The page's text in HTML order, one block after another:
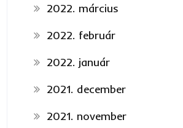
2022. március
2022. február
2022. január
2021. december
2021. november